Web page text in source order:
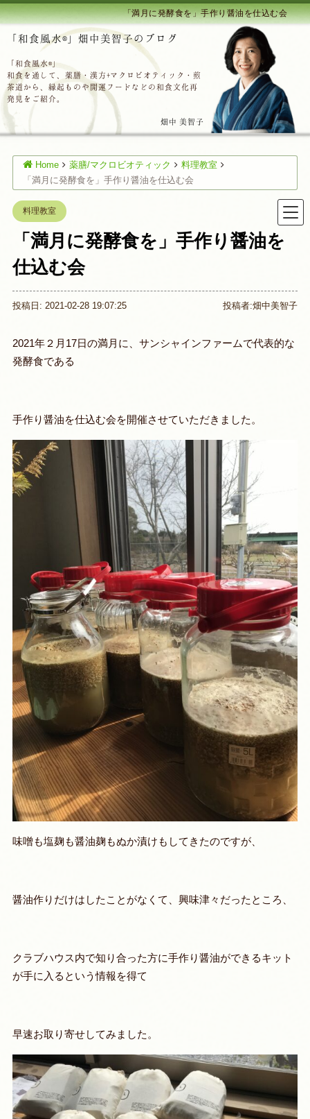
「満月に発酵食を」手作り醤油を仕込む会
「和食風水®」畑中美智子のブログ
「和食風水®」
和食を通して、薬膳・漢方+マクロビオティック・煎
茶道から、縁起ものや開運フードなどの和食文化再
発見をご紹介。
畑中 美智子
Home 薬膳/マクロビオティック
料理教室
「満月に発酵食を」手作り醤油を仕込む会
料理教室
「満月に発酵食を」手作り醤油を
仕込む会
投稿日: 2021-02-28 19:07:25 投稿者:畑中美智子
2021年２月17日の満月に、サンシャインファームで代表的な
発酵食である
手作り醤油を仕込む会を開催させていただきました。
味噌も塩麹も醤油麹もぬか漬けもしてきたのですが、
醤油作りだけはしたことがなくて、興味津々だったところ、
クラブハウス内で知り合った方に手作り醤油ができるキット
が手に入るという情報を得て
早速お取り寄せしてみました。